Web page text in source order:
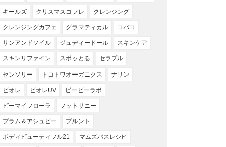
キールズ クリスマスコフレ クレンジング
クレンジングカフェ グラマティカル コバコ
サンアンドソイル ジュディードール スキンケア
スキンリファイン スポッとる セラプル
センソリー トコトワオーガニクス ナリン
ビオレ ビオレUV ビービーラボ
ビーマイフローラ フットサニー
プラム＆アシュビー プルント
ボディビューティフル21 マムズバスレシピ